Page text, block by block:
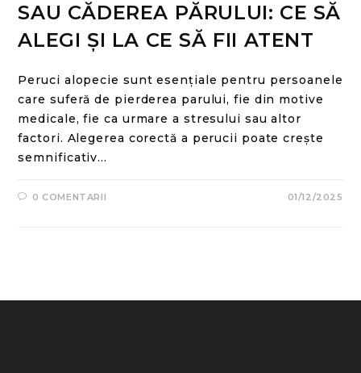
SAU CĂDEREA PĂRULUI: CE SĂ
ALEGI ȘI LA CE SĂ FII ATENT
Peruci alopecie sunt esențiale pentru persoanele
care suferă de pierderea parului, fie din motive
medicale, fie ca urmare a stresului sau altor
factori. Alegerea corectă a perucii poate crește
semnificativ…
0 COMENTARII 01/12/2025